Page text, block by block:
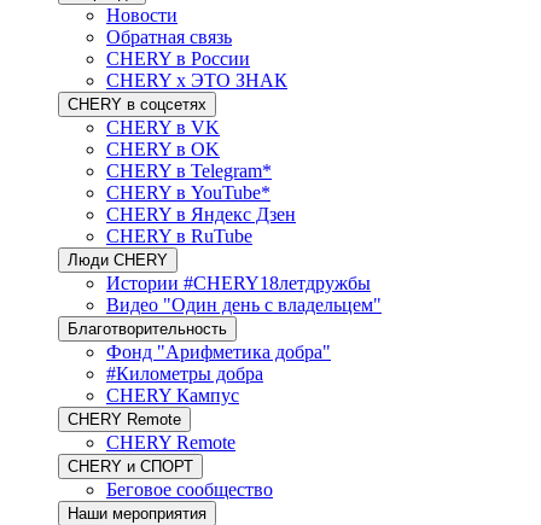
Новости
Обратная связь
CHERY в России
CHERY x ЭТО ЗНАК
CHERY в соцсетях
CHERY в VK
CHERY в OK
CHERY в Telegram*
CHERY в YouTube*
CHERY в Яндекс Дзен
CHERY в RuTube
Люди CHERY
Истории #CHERY18летдружбы
Видео "Один день с владельцем"
Благотворительность
Фонд "Арифметика добра"
#Километры добра
CHERY Кампус
CHERY Remote
CHERY Remote
CHERY и СПОРТ
Беговое сообщество
Наши мероприятия